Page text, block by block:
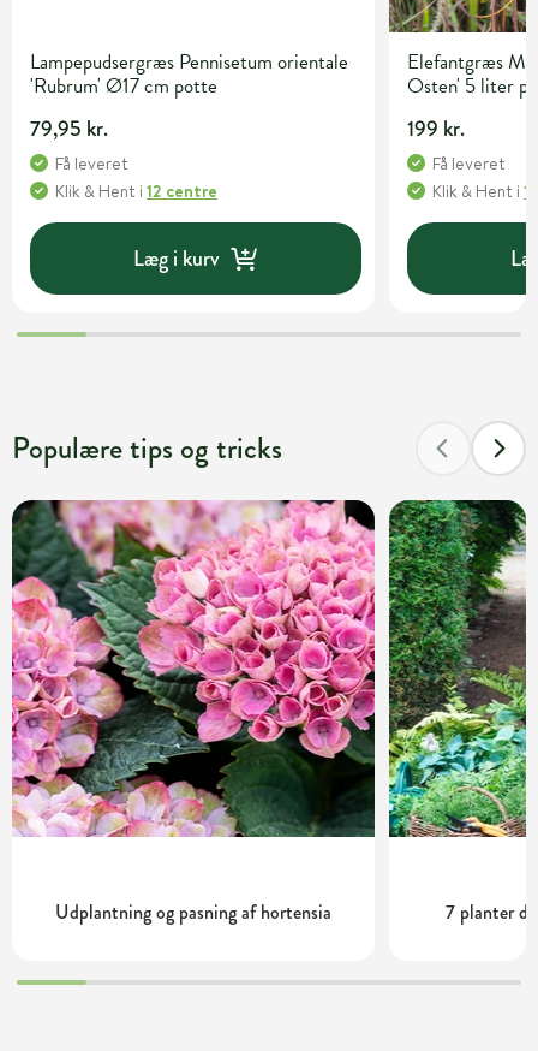
Lampepudsergræs Pennisetum orientale
'Rubrum' Ø17 cm potte
79,95 kr.
Få leveret
Klik & Hent i 12 centre
Læg i kurv
Elefantgræs
Osten' 5 liter
199 kr.
Få leveret
Klik & Hent i
Populære tips og tricks
Udplantning og pasning af hortensia 7 planter